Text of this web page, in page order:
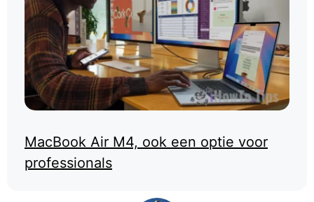
MacBook Air M4, ook een optie voor
professionals